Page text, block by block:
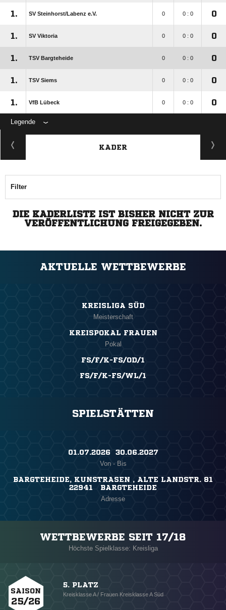
1. SV Steinhorst/​Labenz e.V. 0 0 : 0 0
1. SV Viktoria 0 0 : 0 0
1. TSV Bargteheide 0 0 : 0 0
1. TSV Siems 0 0 : 0 0
1. VfB Lübeck 0 0 : 0 0
Legende
KADER
Filter
DIE KADERLISTE IST BISHER NICHT ZUR
VERÖFFENTLICHUNG FREIGEGEBEN.
AKTUELLE WETTBEWERBE
KREISLIGA SÜD
Meisterschaft
KREISPOKAL FRAUEN
Pokal
FS/F/K-FS/OD/1
FS/F/K-FS/WL/1
SPIELSTÄTTEN
01.07.2026 ​ 30.06.2027
Von - Bis
BARGTEHEIDE, KUNSTRASEN , ALTE LANDSTR. 81
22941 BARGTEHEIDE
Adresse
WETTBEWERBE SEIT 17/18
Höchste Spielklasse: Kreisliga
SAISON
25/26
5. PLATZ
Kreisklasse A / Frauen Kreisklasse A Süd